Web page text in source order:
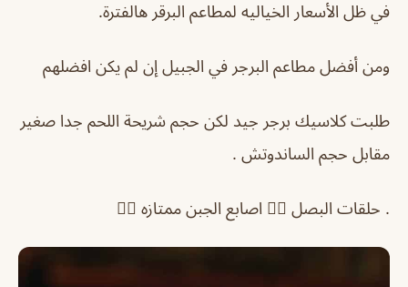
في ظل الأسعار الخياليه لمطاعم البرقر هالفترة.
ومن أفضل مطاعم البرجر في الجبيل إن لم يكن افضلهم
طلبت كلاسيك برجر جيد لكن حجم شريحة اللحم جدا صغير
مقابل حجم الساندوتش .
. حلقات البصل 👎🏻 اصابع الجبن ممتازه 👍🏻